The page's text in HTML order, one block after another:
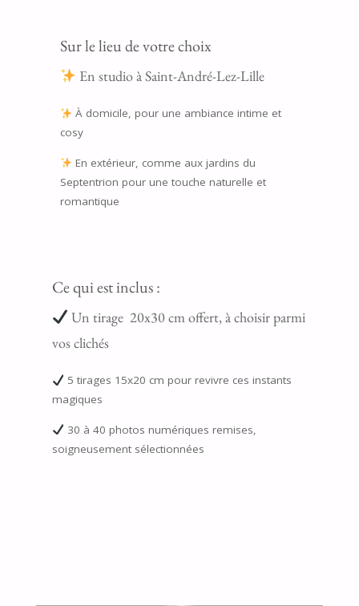
Sur le lieu de votre choix
En studio à Saint-André-Lez-Lille
À domicile, pour une ambiance intime et
cosy
En extérieur, comme aux jardins du
Septentrion pour une touche naturelle et
romantique
Ce qui est inclus :
Un tirage 20x30 cm offert, à choisir parmi
vos clichés
5 tirages 15x20 cm pour revivre ces instants
magiques
30 à 40 photos numériques remises,
soigneusement sélectionnées